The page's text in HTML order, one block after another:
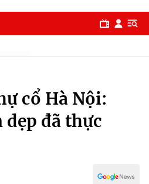
cổ Hà Nội:
dẹp đã thực